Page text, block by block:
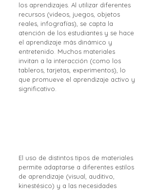
los aprendizajes. Al utilizar diferentes
recursos (videos, juegos, objetos
reales, infografías), se capta la
atención de los estudiantes y se hace
el aprendizaje más dinámico y
entretenido. Muchos materiales
invitan a la interacción (como los
tableros, tarjetas, experimentos), lo
que promueve el aprendizaje activo y
significativo.
El uso de distintos tipos de materiales
permite adaptarse a diferentes estilos
de aprendizaje (visual, auditivo,
kinestésico) y a las necesidades